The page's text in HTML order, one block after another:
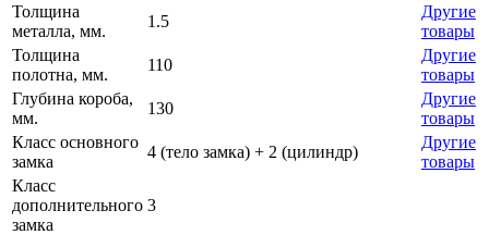
Толщина
металла, мм.
1.5
Другие
товары
Толщина
полотна, мм.
110
Другие
товары
Глубина короба,
мм.
130
Другие
товары
Класс основного
замка
4 (тело замка) + 2 (цилиндр)
Другие
товары
Класс
дополнительного
замка
3